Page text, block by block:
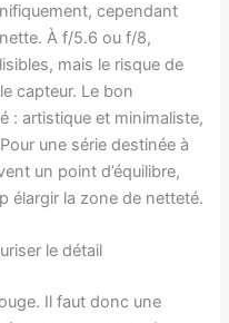
cependant
À f/5.6 ou f/8,
mais le risque de
capteur. Le bon
: artistique et minimaliste,
une série destinée à
un point d’équilibre,
élargir la zone de netteté.
le détail
Il faut donc une